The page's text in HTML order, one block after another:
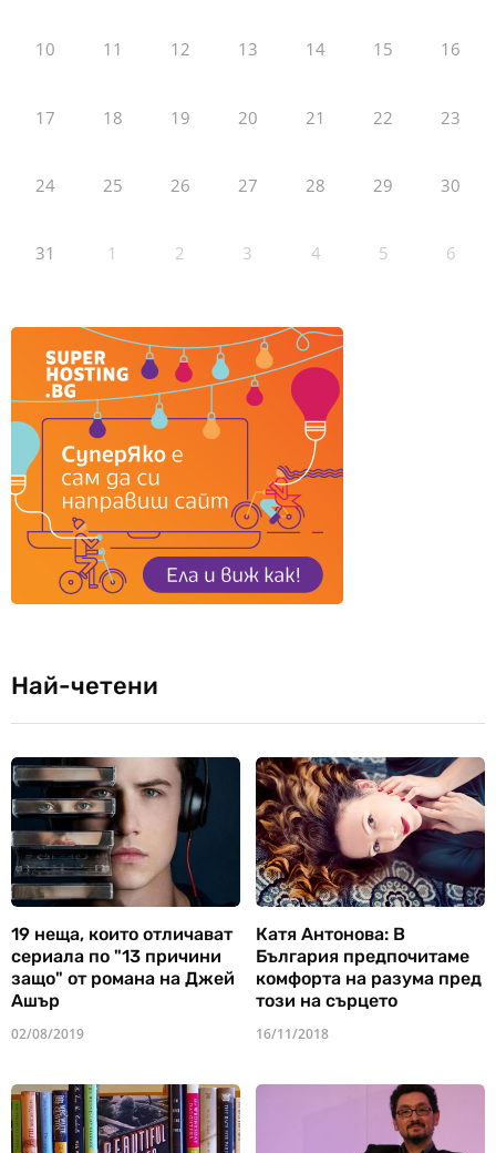
10 11 12 13 14 15 16
17 18 19 20 21 22 23
24 25 26 27 28 29 30
31 1 2 3 4 5 6
Най-четени
19 неща, които отличават
сериала по "13 причини
защо" от романа на Джей
Ашър
02/08/2019
Катя Антонова: В
България предпочитаме
комфорта на разума пред
този на сърцето
16/11/2018